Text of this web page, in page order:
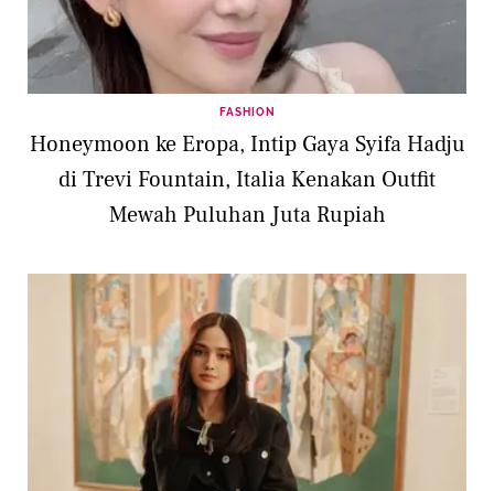
FASHION
Honeymoon ke Eropa, Intip Gaya Syifa Hadju
di Trevi Fountain, Italia Kenakan Outfit
Mewah Puluhan Juta Rupiah